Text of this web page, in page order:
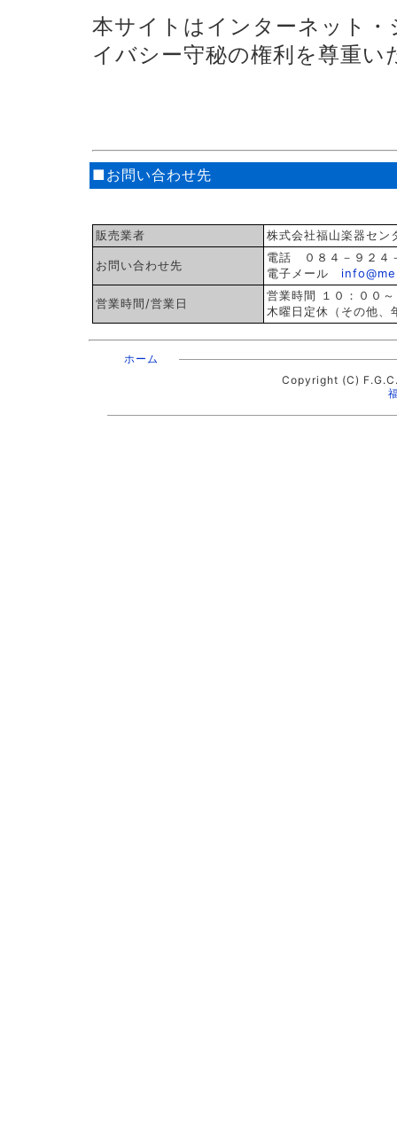
本サイトはインターネット
イバシー守秘の権利を尊重い
■お問い合わせ先
販売業者 株式会社福山楽器セン
お問い合わせ先
電話 ０８４－９２４
電子メール
営業時間/営業日
営業時間 １０：００
木曜日定休（その他、
ホーム
Copyright (C)